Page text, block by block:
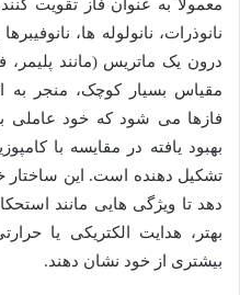
معمولاً به عنوان فاز تقویت
نانوذرات، نانولوله ها،
درون یک ماتریس (مانند پلیمر،
مقیاس بسیار کوچک، منجر
فازها می شود که خود عاملی
بهبود یافته در مقایسه با
تشکیل دهنده است. این ساختار
دهد تا ویژگی هایی مانند
بهتر، هدایت الکتریکی یا
بیشتری از خود نشان دهند.